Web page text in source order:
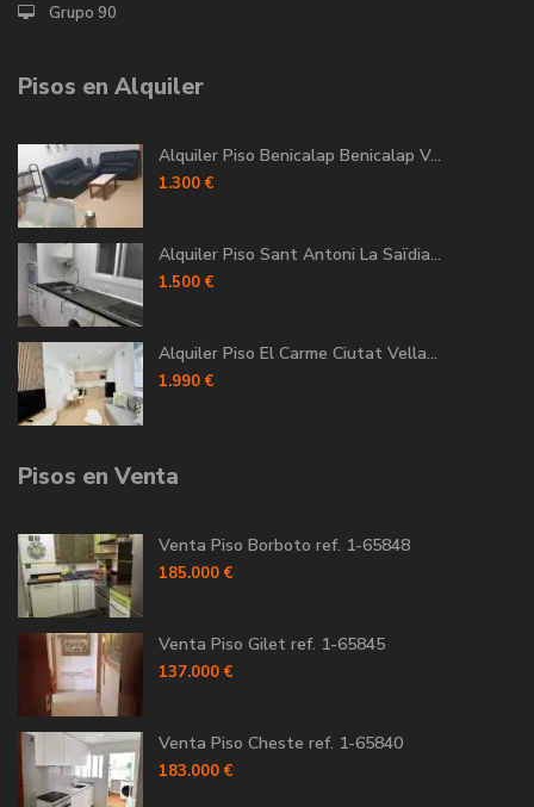
Grupo 90
Pisos en Alquiler
Alquiler Piso Benicalap Benicalap V...
1.300 €
Alquiler Piso Sant Antoni La Saïdia...
1.500 €
Alquiler Piso El Carme Ciutat Vella...
1.990 €
Pisos en Venta
Venta Piso Borboto ref. 1-65848
185.000 €
Venta Piso Gilet ref. 1-65845
137.000 €
Venta Piso Cheste ref. 1-65840
183.000 €